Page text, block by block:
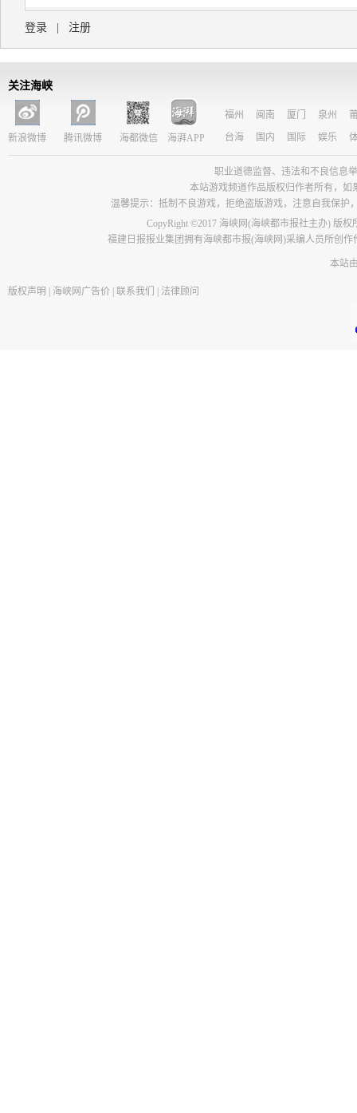
登录 注册
关注海峡
福州 闽南 厦门 泉州
台海
国内 国际 娱乐
新浪微博 腾讯微博 海都微信 海湃APP
职业道德监督、违法和不良信息举
本站游戏频道作品版权归作者所有，
温馨提示：抵制不良游戏，拒绝盗版游戏，注意自我保
CopyRight ©2017 海峡网(海峡都市报社主办) 版
福建日报报业集团拥有海峡都市报(海峡网)采编人员所创
本站
版权声明 海峡网广告价 联系我们 法律顾问